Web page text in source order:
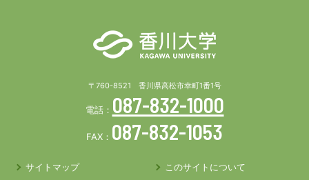
〒760-8521 香川県高松市幸町1番1号
電話： 087-832-1000
FAX： 087-832-1053
サイトマップ このサイトについて